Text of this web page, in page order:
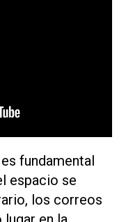
fundamental
espacio se
los correos